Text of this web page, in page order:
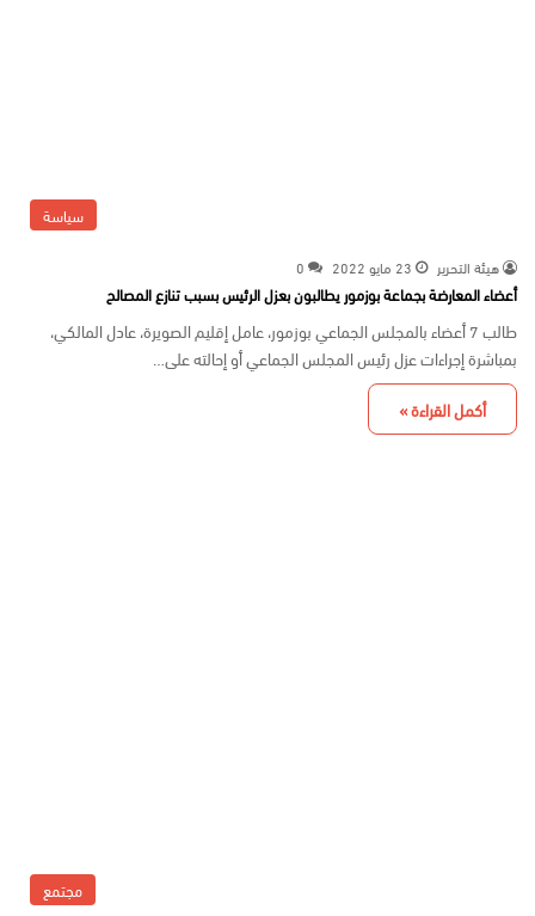
سياسة
هيئة التحرير 23 مايو 2022 0
أعضاء المعارضة بجماعة بوزمور يطالبون بعزل الرئيس بسبب تنازع المصالح
طالب 7 أعضاء بالمجلس الجماعي بوزمور، عامل إقليم الصويرة، عادل المالكي،
بمباشرة إجراءات عزل رئيس المجلس الجماعي أو إحالته على…
أكمل القراءة »
مجتمع